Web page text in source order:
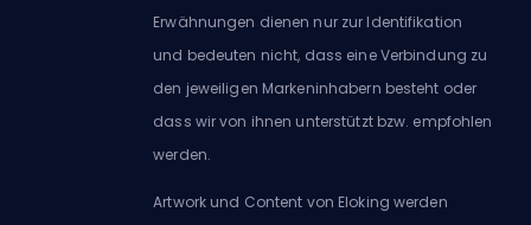
Erwähnungen dienen nur zur Identifikation
und bedeuten nicht, dass eine Verbindung zu
den jeweiligen Markeninhabern besteht oder
dass wir von ihnen unterstützt bzw. empfohlen
werden.
Artwork und Content von Eloking werden